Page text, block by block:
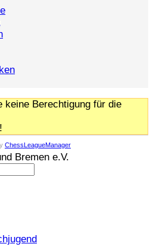
keine Berechtigung für die
ChessLeagueManager
Bremen e.V.